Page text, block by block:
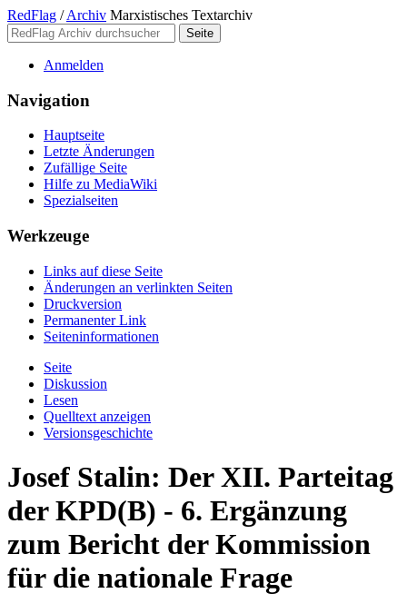
RedFlag / Archiv Marxistisches Textarchiv
Anmelden
Navigation
Hauptseite
Letzte Änderungen
Zufällige Seite
Hilfe zu MediaWiki
Spezialseiten
Werkzeuge
Links auf diese Seite
Änderungen an verlinkten Seiten
Druckversion
Permanenter Link
Seiten­­informationen
Seite
Diskussion
Lesen
Quelltext anzeigen
Versionsgeschichte
Josef Stalin: Der XII. Parteitag
der KPD(B) - 6. Ergänzung
zum Bericht der Kommission
für die nationale Frage